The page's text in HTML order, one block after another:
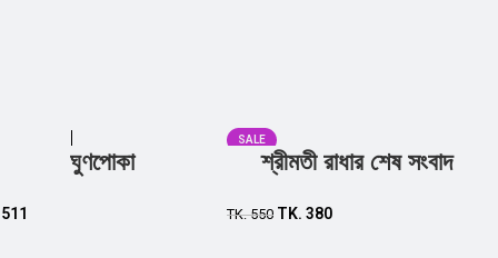
Add to cart
ঘুণপোকা
511
SALE
শ্রীমতী রাধার শেষ সংবাদ
TK.550 TK. 380